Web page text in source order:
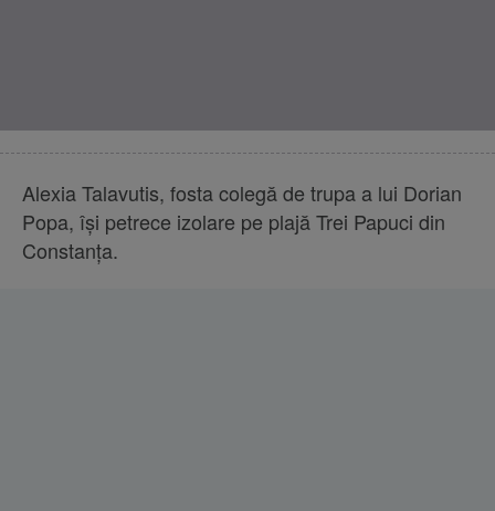
Alexia Talavutis, fosta colegă de trupa a lui Dorian
Popa, își petrece izolare pe plajă Trei Papuci din
Constanța.